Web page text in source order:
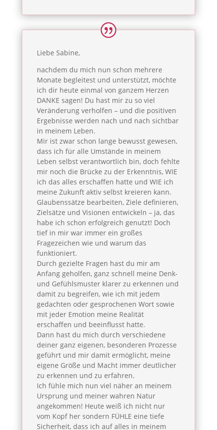
Liebe Sabine,
nachdem du mich nun schon mehrere
Monate begleitest und unterstützt, möchte
ich dir heute einmal von ganzem Herzen
DANKE sagen! Du hast mir zu so viel
Veränderung verholfen – und die positiven
Ergebnisse werden nach und nach sichtbar
in meinem Leben.
Mir ist zwar schon lange bewusst gewesen,
dass ich für alle Umstände in meinem
Leben selbst verantwortlich bin, doch fehlte
mir noch die Brücke zu der Erkenntnis, WIE
ich das alles erschaffen hatte und WIE ich
meine Zukunft aktiv selbst kreieren kann.
Glaubenssätze bearbeiten, Ziele definieren,
Zielsätze und Visionen entwickeln – ja, das
habe ich schon erfolgreich genutzt! Doch
tief in mir war immer ein großes
Fragezeichen wie und warum das
funktioniert.
Durch gezielte Fragen hast du mir am
Anfang geholfen, ganz schnell meine Denk-
und Gefühlsmuster klarer zu erkennen und
damit zu begreifen, wie ich mit jedem
gedachten oder gesprochenen Wort sowie
mit jeder Emotion meine Realität
erschaffen und beeinflusst hatte.
Dann hast du mich durch verschiedene
deiner ganz eigenen, besonderen Prozesse
geführt und mir damit ermöglicht, meine
eigene Größe und Macht immer deutlicher
zu erkennen und zu erfahren.
Ich fühle mich nun viel näher an meinem
Ursprung und meiner wahren Natur
angekommen! Heute weiß ich nicht nur
vom Kopf her sondern FÜHLE eine tiefe
Sicherheit, dass ich auf alles in meinem